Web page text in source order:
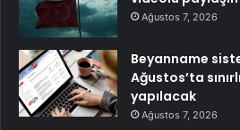
Ağustos 7, 2026
Beyanname
Ağustos’ta
yapılacak
Ağustos 7, 2026